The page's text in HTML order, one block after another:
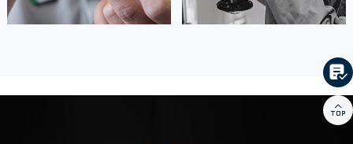
是北京浪琴维修服务中心
是北京浪琴维修服务中心

